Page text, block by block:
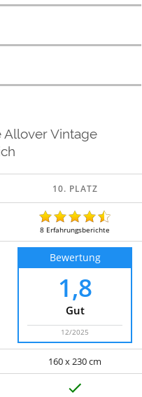
Allover Vintage
8 Erfahrungsberichte
Bewertung
1,8
Gut
12/2025
160 x 230 cm